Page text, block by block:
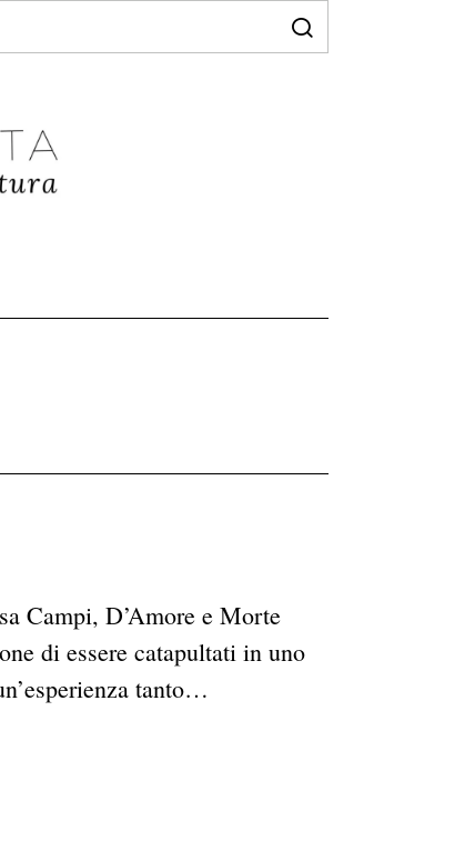
Campi, D’Amore e Morte
di essere catapultati in uno
tanto…